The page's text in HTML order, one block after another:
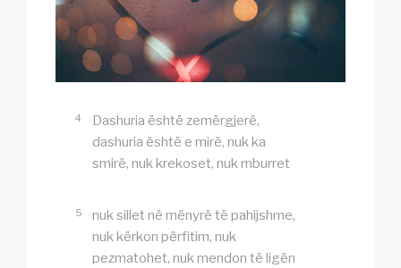
4
Dashuria është zemërgjerë,
dashuria është e mirë, nuk ka
smirë, nuk krekoset, nuk mburret
5
nuk sillet në mënyrë të pahijshme,
nuk kërkon përfitim, nuk
pezmatohet, nuk mendon të ligën